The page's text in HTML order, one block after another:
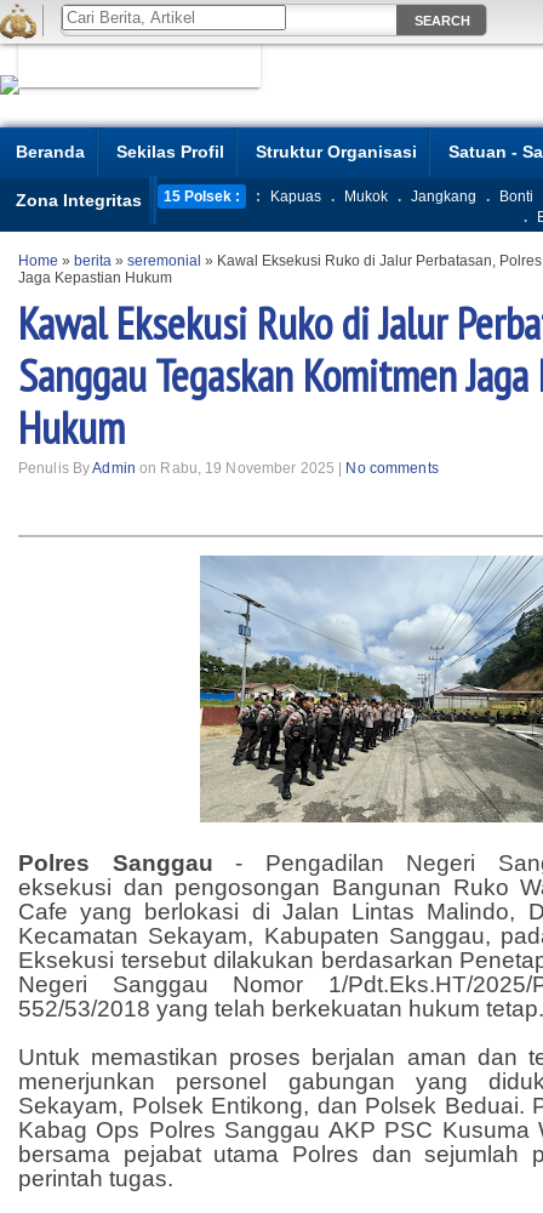
Beranda Sekilas Profil Struktur Organisasi Satuan -
Zona Integritas 15 Polsek : : Kapuas . Mukok . Jangkang .
Bonti
.
Home » berita » seremonial » Kawal Eksekusi Ruko di Jalur Perbatasan,
Jaga Kepastian Hukum
Kawal Eksekusi Ruko di Jalur
Sanggau Tegaskan Komitmen
Hukum
Penulis ByAdmin on Rabu, 19 November 2025 | No comments
Polres Sanggau - Pengadilan Negeri
eksekusi dan pengosongan Bangunan Ruko
Cafe yang berlokasi di Jalan Lintas Malindo,
Kecamatan Sekayam, Kabupaten Sanggau,
Eksekusi tersebut dilakukan berdasarkan
Negeri Sanggau Nomor 1/Pdt.Eks.HT/
552/53/2018 yang telah berkekuatan hukum tetap.
Untuk memastikan proses berjalan aman dan
menerjunkan personel gabungan yang
Sekayam, Polsek Entikong, dan Polsek Beduai.
Kabag Ops Polres Sanggau AKP PSC Kusuma
bersama pejabat utama Polres dan sejumlah
perintah tugas.